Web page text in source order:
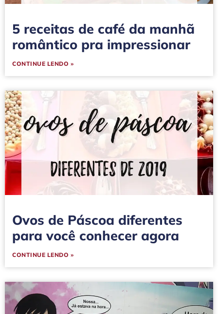
5 receitas de café da manhã
romântico pra impressionar
CONTINUE LENDO »
Ovos de Páscoa diferentes
para você conhecer agora
CONTINUE LENDO »